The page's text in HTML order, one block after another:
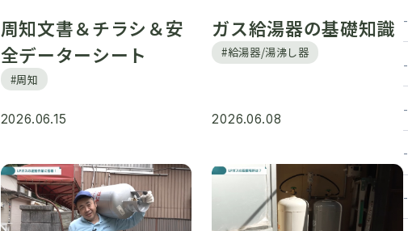
周知文書＆チラシ＆安
全データーシート
#周知
2026.06.15
ガス給湯器の基礎知識
#給湯器/湯沸し器
2026.06.08